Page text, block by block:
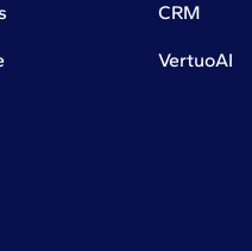
CRM
VertuoAI